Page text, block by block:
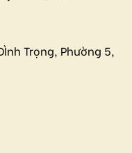
Trọng, Phường 5,